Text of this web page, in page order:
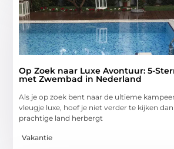
Op Zoek naar Luxe Avontuur: 5-
met Zwembad in Nederland
Als je op zoek bent naar de ultieme
vleugje luxe, hoef je niet verder te kijken
prachtige land herbergt
Vakantie